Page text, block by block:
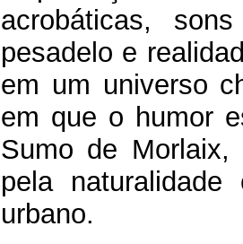
acrobáticas,
pesadelo e
em um universo
em que o humor
Sumo de
pela
urbano.